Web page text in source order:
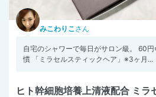
みこわりこ さん
自宅のシャワーで毎日がサロン級。 60
慣 「ミラセルスティックヘア」※3ヶ月...
ヒト幹細胞培養上清液配合 ミラ